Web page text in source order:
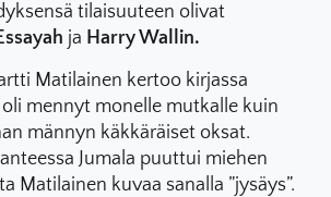
tilaisuuteen olivat
ja Harry Wallin.
Matilainen kertoo kirjassa
mennyt monelle mutkalle kuin
männyn käkkäräiset oksat.
Jumala puuttui miehen
Matilainen kuvaa sanalla ”jysäys”.